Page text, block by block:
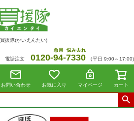
買援隊(かいえんたい)
電話注文 0120-94
急用
-7330
悩み去れ
（平日 9:00～17:00)
お問い合わせ お気に入り マイページ カート